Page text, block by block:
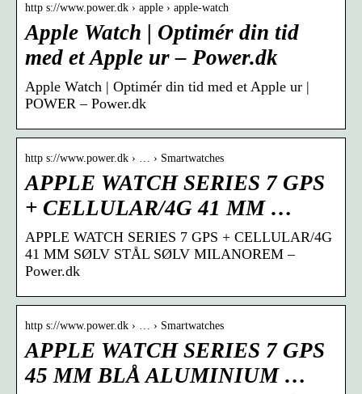
http s://www.power.dk › apple › apple-watch
Apple Watch | Optimér din tid
med et Apple ur – Power.dk
Apple Watch | Optimér din tid med et Apple ur |
POWER – Power.dk
http s://www.power.dk › … › Smartwatches
APPLE WATCH SERIES 7 GPS
+ CELLULAR/4G 41 MM …
APPLE WATCH SERIES 7 GPS + CELLULAR/4G
41 MM SØLV STÅL SØLV MILANOREM –
Power.dk
http s://www.power.dk › … › Smartwatches
APPLE WATCH SERIES 7 GPS
45 MM BLÅ ALUMINIUM …